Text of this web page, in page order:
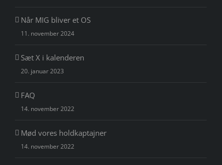
Når MIG bliver et OS
11. november 2024
Sæt X i kalenderen
20. januar 2023
FAQ
14. november 2022
Mød vores holdkaptajner
14. november 2022